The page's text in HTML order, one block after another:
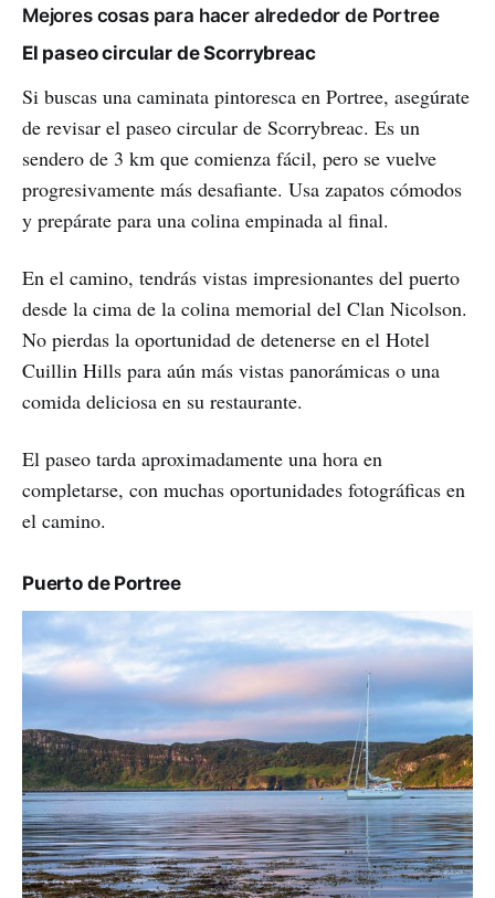
Mejores cosas para hacer alrededor de Portree
El paseo circular de Scorrybreac
Si buscas una caminata pintoresca en Portree, asegúrate
de revisar el paseo circular de Scorrybreac. Es un
sendero de 3 km que comienza fácil, pero se vuelve
progresivamente más desafiante. Usa zapatos cómodos
y prepárate para una colina empinada al final.
En el camino, tendrás vistas impresionantes del puerto
desde la cima de la colina memorial del Clan Nicolson.
No pierdas la oportunidad de detenerse en el Hotel
Cuillin Hills para aún más vistas panorámicas o una
comida deliciosa en su restaurante.
El paseo tarda aproximadamente una hora en
completarse, con muchas oportunidades fotográficas en
el camino.
Puerto de Portree